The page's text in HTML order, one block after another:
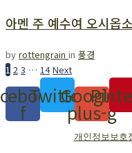
아멘 주 예수여 오시옵
by rottengrain in 풍경
1 2 3 … 14 Next
f
TwitterGoogle-
plus-g
개인정보보호